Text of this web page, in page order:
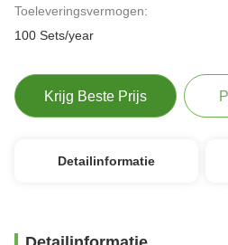
Toeleveringsvermogen:
100 Sets/year
Krijg Beste Prijs
Detailinformatie